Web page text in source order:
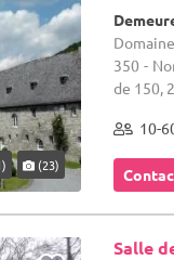
(23)
350 -
de 150,
10-
Salle